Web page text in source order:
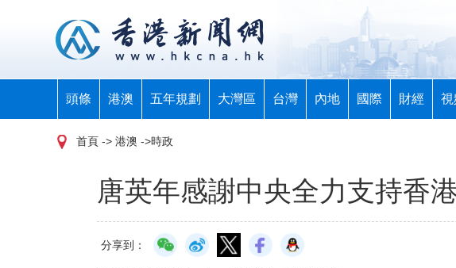
頭條 港澳 五年規劃 大灣區 台灣 內地 國際 財經 視
首頁 -> 港澳 ->時政
唐英年感謝中央全力支持香
分享到：